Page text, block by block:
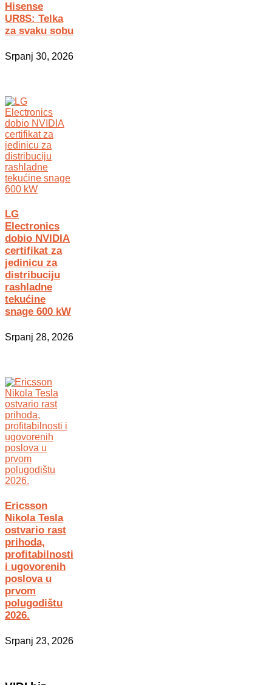
Hisense
UR8S: Telka
za svaku sobu
Srpanj 30, 2026
LG
Electronics
dobio NVIDIA
certifikat za
jedinicu za
distribuciju
rashladne
tekućine
snage 600 kW
Srpanj 28, 2026
Ericsson
Nikola Tesla
ostvario rast
prihoda,
profitabilnosti
i ugovorenih
poslova u
prvom
polugodištu
2026.
Srpanj 23, 2026